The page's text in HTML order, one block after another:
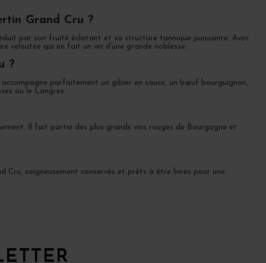
Grand Cru ?
par son fruité éclatant et sa structure tannique puissante. Avec
veloutée qui en fait un vin d’une grande noblesse.
?
parfaitement un gibier en sauce, un bœuf bourguignon,
ou le Langres.
Il fait partie des plus grands vins rouges de Bourgogne et
Cru, soigneusement conservés et prêts à être livrés pour une